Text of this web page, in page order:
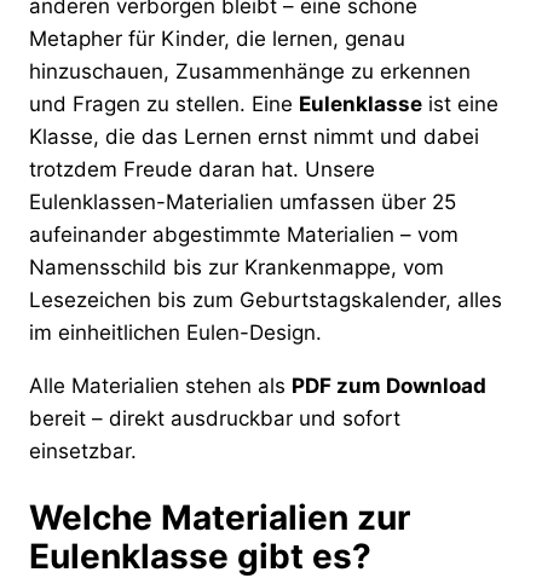
anderen verborgen bleibt – eine schöne
Metapher für Kinder, die lernen, genau
hinzuschauen, Zusammenhänge zu erkennen
und Fragen zu stellen. Eine Eulenklasse ist eine
Klasse, die das Lernen ernst nimmt und dabei
trotzdem Freude daran hat. Unsere
Eulenklassen-Materialien umfassen über 25
aufeinander abgestimmte Materialien – vom
Namensschild bis zur Krankenmappe, vom
Lesezeichen bis zum Geburtstagskalender, alles
im einheitlichen Eulen-Design.
Alle Materialien stehen als PDF zum Download
bereit – direkt ausdruckbar und sofort
einsetzbar.
Welche Materialien zur
Eulenklasse gibt es?